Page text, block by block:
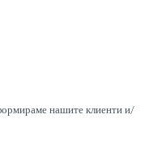
нашите клиенти и/